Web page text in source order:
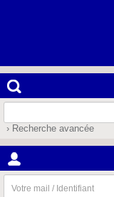
› Recherche avancée
mail